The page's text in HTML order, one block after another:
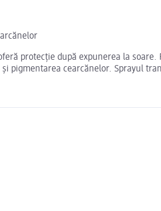
protecție după expunerea la
pigmentarea cearcănelor. Sprayul